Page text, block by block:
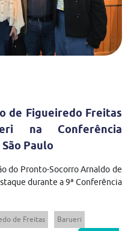
de Figueiredo Freitas
na Conferência
Paulo
do Pronto-Socorro Arnaldo de
durante a 9ª Conferência
de Freitas Barueri